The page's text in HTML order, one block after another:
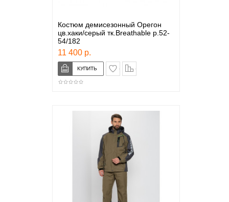
Костюм демисезонный Орегон
цв.хаки/серый тк.Breathable р.52-
54/182
11 400 р.
в закладки